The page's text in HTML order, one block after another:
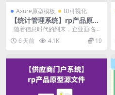
Axure原型模板 BI可视化
【统计管理系统】rp产品原型
源文件
随着信息时代的到来，企业面临着
海量的数据和复杂的业务环境，需
要能够...
6 天前 4.1K 19